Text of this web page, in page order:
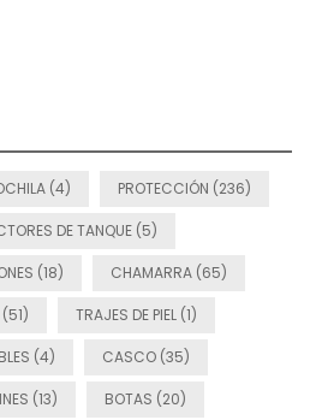
(4) PROTECCIÓN (236)
DE TANQUE (5)
(18) CHAMARRA (65)
(51) TRAJES DE PIEL (1)
(4) CASCO (35)
(13) BOTAS (20)